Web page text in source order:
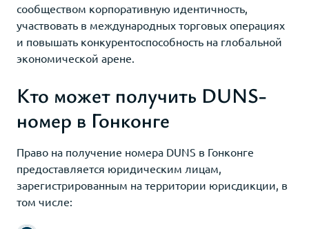
сообществом корпоративную идентичность,
участвовать в международных торговых операциях
и повышать конкурентоспособность на глобальной
экономической арене.
Кто может получить DUNS-
номер в Гонконге
Право на получение номера DUNS в Гонконге
предоставляется юридическим лицам,
зарегистрированным на территории юрисдикции, в
том числе: